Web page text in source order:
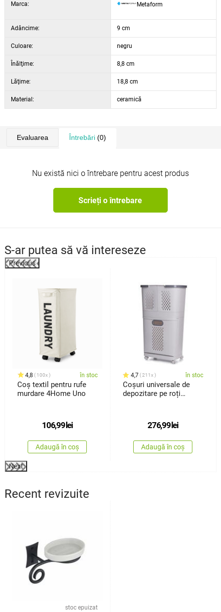
Marca: Metaform
Adâncime: 9 cm
Culoare: negru
Înălţime: 8,8 cm
Lăţime: 18,8 cm
Material: ceramică
Evaluarea Întrebări(0)
Nu există nici o întrebare pentru acest produs
Scrieți o întrebare
S-ar putea să vă intereseze
Previous
4,8 100x în stoc
Coș textil pentru rufe
murdare 4Home Uno
106,99 lei
Adaugă în coș
4,7 211x în stoc
Coșuri universale de
depozitare pe roți
276,99 lei
Adaugă în coș
Next
Recent revizuite
stoc epuizat